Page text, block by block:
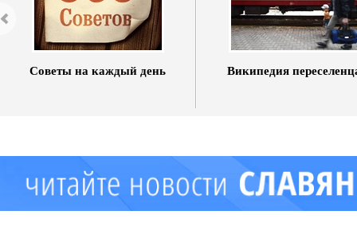
Советы на каждый день Википедия